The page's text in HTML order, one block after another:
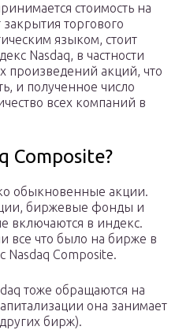
стоимость на
торгового
языком, стоит
Nasdaq, в частности
произведений акций, что
и полученное число
всех компаний в
Composite?
обыкновенные акции.
биржевые фонды и
включаются в индекс.
все что было на бирже в
Nasdaq Composite.
тоже обращаются на
она занимает
бирж).